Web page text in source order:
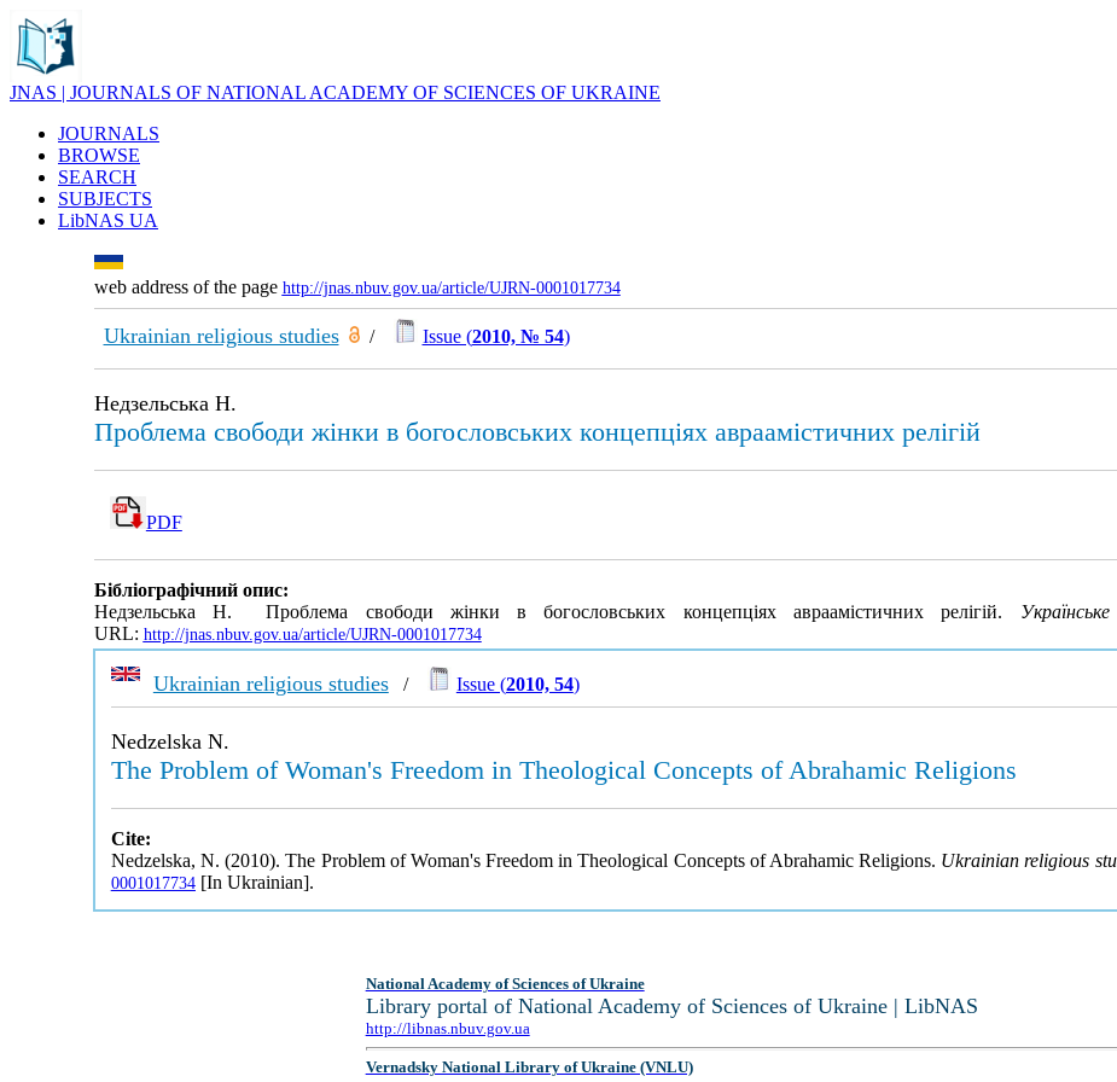
JNAS | JOURNALS OF NATIONAL ACADEMY OF SCIENCES OF UKRAINE
JOURNALS
BROWSE
SEARCH
SUBJECTS
LibNAS UA
web address of the page http://jnas.nbuv.gov.ua/article/UJRN-0001017734
Ukrainian religious studies / Issue (2010, № 54)
Недзельська Н.
Проблема свободи жінки в богословських концепціях авраамістичних релігій
PDF
Бібліографічний опис:
Недзельська Н. Проблема свободи жінки в богословських концепціях авраамістичних релігій.
URL: http://jnas.nbuv.gov.ua/article/UJRN-0001017734
Ukrainian religious studies/ Issue (2010, 54)
Nedzelska N.
The Problem of Woman's Freedom in Theological Concepts of Abrahamic Religions
Cite:
Nedzelska, N. (2010). The Problem of Woman's Freedom in Theological Concepts of Abrahamic Religions. Ukrainian religious
0001017734[In Ukrainian].
National Academy of Sciences of Ukraine
Library portal of National Academy of Sciences of Ukraine | LibNAS
http://libnas.nbuv.gov.ua
Vernadsky National Library of Ukraine (VNLU)